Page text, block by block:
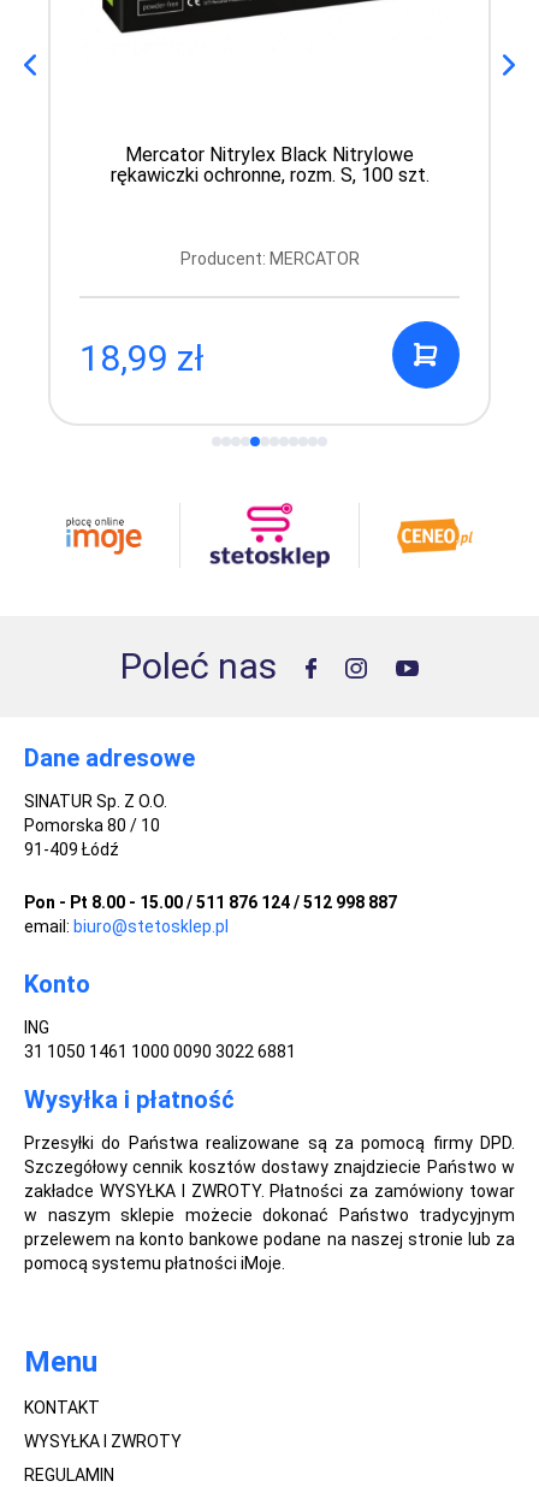
Mercator Nitrylex Black Nitrylowe
rękawiczki ochronne, rozm. S, 100 szt.
Producent: MERCATOR
18,99 zł
Poleć nas
Dane adresowe
SINATUR Sp. Z O.O.
Pomorska 80 / 10
91-409 Łódź
Pon - Pt 8.00 - 15.00 / 511 876 124 / 512 998 887
email: biuro@stetosklep.pl
Konto
ING
31 1050 1461 1000 0090 3022 6881
Wysyłka i płatność
Przesyłki do Państwa realizowane są za pomocą firmy DPD.
Szczegółowy cennik kosztów dostawy znajdziecie Państwo w
zakładce WYSYŁKA I ZWROTY. Płatności za zamówiony towar
w naszym sklepie możecie dokonać Państwo tradycyjnym
przelewem na konto bankowe podane na naszej stronie lub za
pomocą systemu płatności iMoje.
Menu
KONTAKT
WYSYŁKA I ZWROTY
REGULAMIN